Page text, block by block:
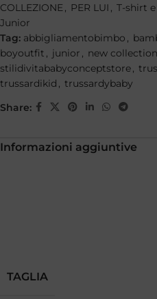
COLLEZIONE, PER LUI , T-shirt
Junior
Tag: abbigliamentobimbo ,
boyoutfit , junior , new collection
stilidivitababyconceptstore,
trussardikid , trussardybaby
Share:
Informazioni aggiuntive
TAGLIA